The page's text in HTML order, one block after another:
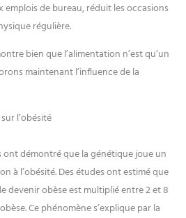
emplois de bureau, réduit les occasions
régulière.
bien que l’alimentation n’est qu’un
maintenant l’influence de la
l’obésité
ont démontré que la génétique joue un
à l’obésité. Des études ont estimé que
devenir obèse est multiplié entre 2 et 8
Ce phénomène s’explique par la